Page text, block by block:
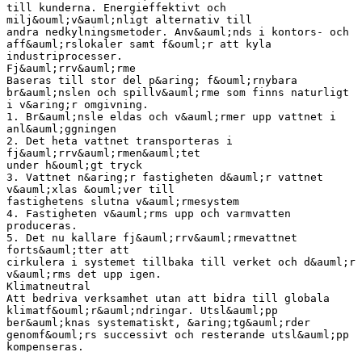
till kunderna. Energieffektivt och
milj&ouml;v&auml;nligt alternativ till
andra nedkylningsmetoder. Anv&auml;nds i kontors- och
aff&auml;rslokaler samt f&ouml;r att kyla
industriprocesser.
Fj&auml;rrv&auml;rme
Baseras till stor del p&aring; f&ouml;rnybara
br&auml;nslen och spillv&auml;rme som finns naturligt
i v&aring;r omgivning.
1. Br&auml;nsle eldas och v&auml;rmer upp vattnet i
anl&auml;ggningen
2. Det heta vattnet transporteras i
fj&auml;rrv&auml;rmen&auml;tet
under h&ouml;gt tryck
3. Vattnet n&aring;r fastigheten d&auml;r vattnet
v&auml;xlas &ouml;ver till
fastighetens slutna v&auml;rmesystem
4. Fastigheten v&auml;rms upp och varmvatten
produceras.
5. Det nu kallare fj&auml;rrv&auml;rmevattnet
forts&auml;tter att
cirkulera i systemet tillbaka till verket och d&auml;r
v&auml;rms det upp igen.
Klimatneutral
Att bedriva verksamhet utan att bidra till globala
klimatf&ouml;r&auml;ndringar. Utsl&auml;pp
ber&auml;knas systematiskt, &aring;tg&auml;rder
genomf&ouml;rs successivt och resterande utsl&auml;pp
kompenseras.